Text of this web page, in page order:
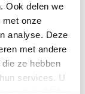
Ook delen we
met onze
analyse. Deze
met andere
ze hebben
services. U